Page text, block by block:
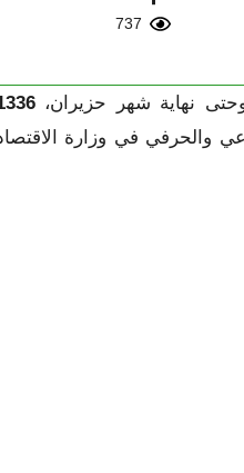
737
والحرفي في وزارة